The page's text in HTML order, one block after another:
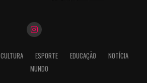
CULTURA ESPORTE EDUCAÇÃO
NOTÍCIA
MUNDO